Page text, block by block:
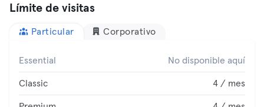
Límite de visitas
Particular Corporativo
Essential No disponible aquí
Classic 4 / mes